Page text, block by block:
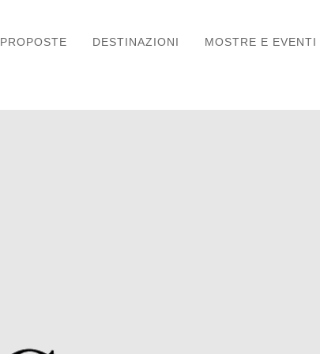
PROPOSTE DESTINAZIONI MOSTRE E EVENTI